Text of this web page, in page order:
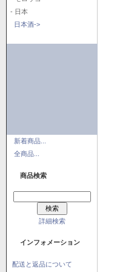
- 日本
日本酒->
新着商品...
全商品...
商品検索
詳細検索
インフォメーション
配送と返品について